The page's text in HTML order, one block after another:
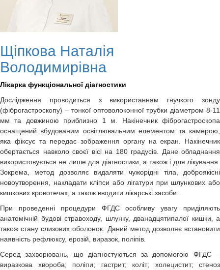
Щіпкова Наталія
Володимирівна
Лікарка функціональної діагностики
Дослідження проводиться з використанням гнучкого зонду
(фіброгастроскопу) – тонкої оптоволоконної трубки діаметром 8-11
мм та довжиною приблизно 1 м. Накінечник фіброгастроскопа
оснащений вбудованим освітлювальним елементом та камерою,
яка фіксує та передає зображення органу на екран. Накінечник
обертається навколо своєї вісі на 180 градусів. Дане обладнання
використовується не лише для діагностики, а також і для лікування.
Зокрема, метод дозволяє видаляти чужорідні тіла, доброякісні
новоутворення, накладати кліпси або лігатури при шлункових або
кишкових кровотечах, а також вводити лікарські засоби.
При проведенні процедури ФГДС особливу увагу приділяють
анатомічній будові стравоходу, шлунку, дванадцятипалої кишки, а
також стану слизових оболонок. Даний метод дозволяє встановити
наявність рефлюксу, ерозій, виразок, поліпів.
Серед захворювань, що діагностуються за допомогою ФГДС –
виразкова хвороба; поліпи; гастрит; коліт; холецистит; стеноз